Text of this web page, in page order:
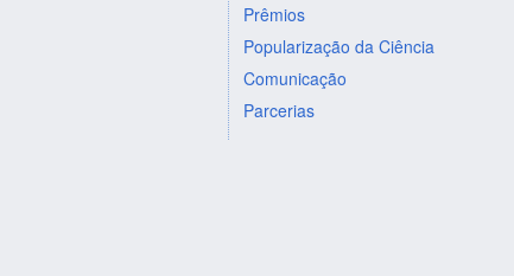
Prêmios
Popularização da Ciência
Comunicação
Parcerias